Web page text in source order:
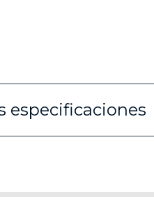
especificaciones